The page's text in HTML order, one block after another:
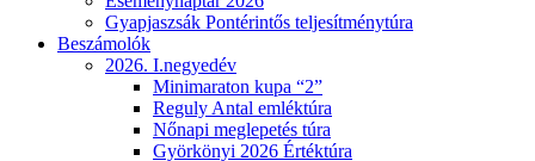
Gyapjaszsák Pontérintős teljesítménytúra
Beszámolók
2026. I.negyedév
Minimaraton kupa “2”
Reguly Antal emléktúra
Nőnapi meglepetés túra
Györkönyi 2026 Értéktúra